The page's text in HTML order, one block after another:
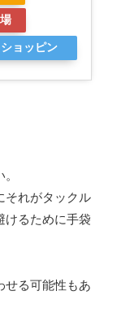
ョッピン
それがタックル
けるために手袋
せる可能性もあ